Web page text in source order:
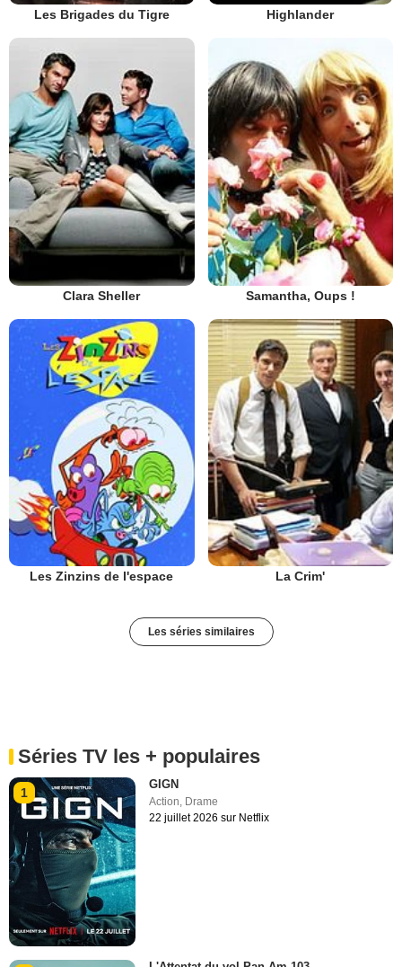
Les Brigades du Tigre Highlander
Clara Sheller Samantha, Oups !
Les Zinzins de l'espace La Crim'
Les séries similaires
Séries TV les + populaires
1
GIGN
Action, Drame
22 juillet 2026 sur Netflix